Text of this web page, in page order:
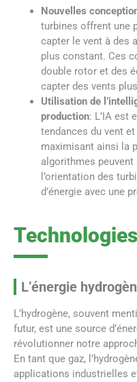
Nouvelles
turbines offrent une
capter le vent à des
plus constant. Ces
double rotor et des
capter des vents
Utilisation de
production: L’IA est
tendances du vent
maximisant ainsi la
algorithmes
l’orientation des
d’énergie avec une
L’énergie
L’hydrogène, souvent
futur, est une source
révolutionner notre
En tant que gaz,
applications industrielles